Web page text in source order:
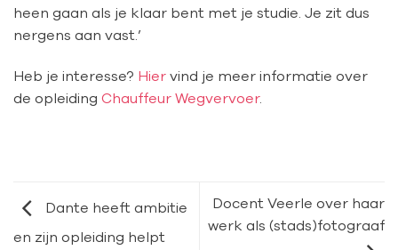
heen gaan als je klaar bent met je studie. Je zit dus
nergens aan vast.’
Heb je interesse? Hier vind je meer informatie over
de opleiding Chauffeur Wegvervoer.
Dante heeft ambitie
en zijn opleiding helpt
Docent Veerle over haar
werk als (stads)fotograaf